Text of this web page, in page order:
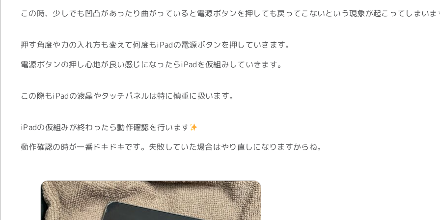
この時、少しでも凹凸があったり曲がっていると電源ボタンを押しても戻ってこないという現象が起こってしまいま
押す角度や力の入れ方も変えて何度もiPadの電源ボタンを押していきます。
電源ボタンの押し心地が良い感じになったらiPadを仮組みしていきます。
この際もiPadの液晶やタッチパネルは特に慎重に扱います。
iPadの仮組みが終わったら動作確認を行います
動作確認の時が一番ドキドキです。失敗していた場合はやり直しになりますからね。